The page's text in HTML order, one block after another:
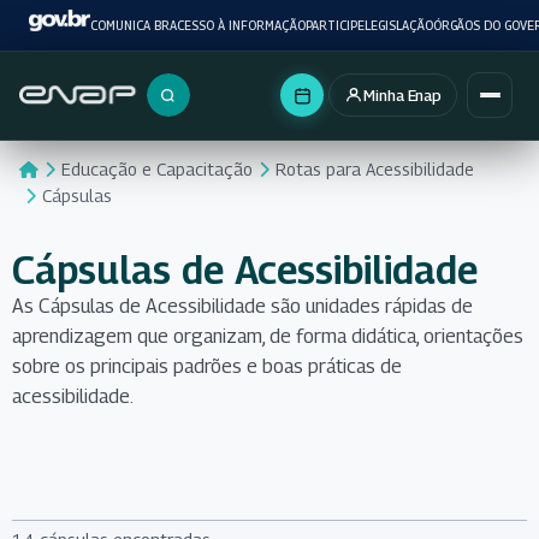
COMUNICA BRACESSO À INFORMAÇÃOPARTICIPELEGISLAÇÃOÓRGÃOS DO
Buscar no portal
Minha Enap
Educação e Capacitação
Rotas para Acessibilidade
Cápsulas
Cápsulas de Acessibilidade
As Cápsulas de Acessibilidade são unidades rápidas de
aprendizagem que organizam, de forma didática, orientações
sobre os principais padrões e boas práticas de
acessibilidade.